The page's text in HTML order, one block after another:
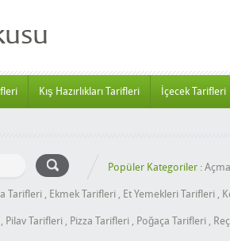
Kış Hazırlıkları Tarifleri İçecek Tarifleri
Popüler Kategoriler :
Tarifleri , Ekmek Tarifleri , Et Yemekleri Tarifleri ,
, Pilav Tarifleri , Pizza Tarifleri , Poğaça Tarifleri ,